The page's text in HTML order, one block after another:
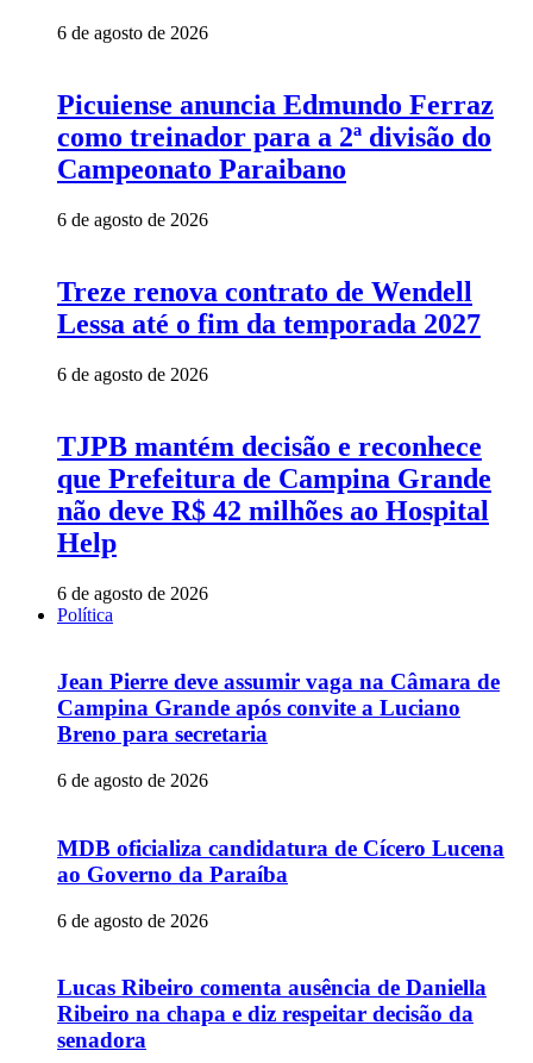
6 de agosto de 2026
Picuiense anuncia Edmundo Ferraz
como treinador para a 2ª divisão do
Campeonato Paraibano
6 de agosto de 2026
Treze renova contrato de Wendell
Lessa até o fim da temporada 2027
6 de agosto de 2026
TJPB mantém decisão e reconhece
que Prefeitura de Campina Grande
não deve R$ 42 milhões ao Hospital
Help
6 de agosto de 2026
Política
Jean Pierre deve assumir vaga na Câmara de
Campina Grande após convite a Luciano
Breno para secretaria
6 de agosto de 2026
MDB oficializa candidatura de Cícero Lucena
ao Governo da Paraíba
6 de agosto de 2026
Lucas Ribeiro comenta ausência de Daniella
Ribeiro na chapa e diz respeitar decisão da
senadora